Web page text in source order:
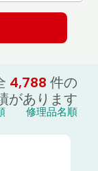
4,788 件の
があります
修理品名順